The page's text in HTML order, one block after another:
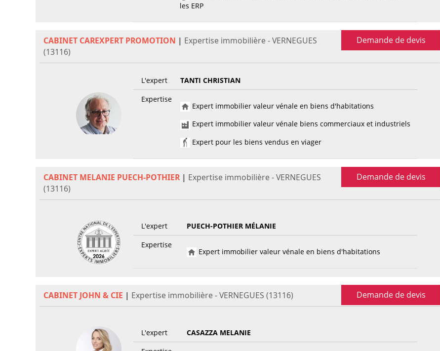
les ERP
CABINET CAREXPERT PROMOTION | Expertise immobilière - VERNEGUES
(13116)
Demande de devis
L'expert
TANTI CHRISTIAN
Expertise
Expert immobilier valeur vénale en biens d'habitations
Expert immobilier valeur vénale biens commerciaux et industriels
Expert pour les biens vendus en viager
CABINET MELANIE PUECH-POTHIER | Expertise immobilière - VERNEGUES
(13116)
Demande de devis
L'expert
PUECH-POTHIER MÉLANIE
Expertise
Expert immobilier valeur vénale en biens d'habitations
CABINET JOHN & CIE | Expertise immobilière - VERNEGUES (13116) Demande de devis
L'expert
CASAZZA MELANIE